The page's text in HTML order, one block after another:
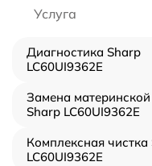
Услуга
Диагностика Sharp
LC60UI9362E
Замена
Sharp LC60UI9362E
Комплексная чистка
LC60UI9362E